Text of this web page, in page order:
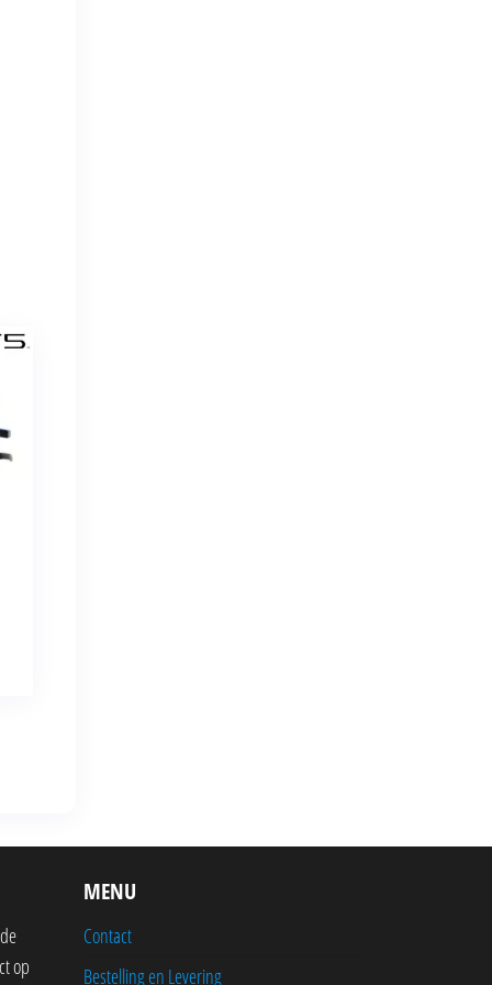
op
MENU
Contact
Bestelling en Levering